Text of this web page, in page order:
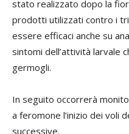
stato realizzato dopo la
prodotti utilizzati contro i
essere efficaci anche su
sintomi dell’attività larvale
germogli.
In seguito occorrerà
a feromone l’inizio dei voli
successive.